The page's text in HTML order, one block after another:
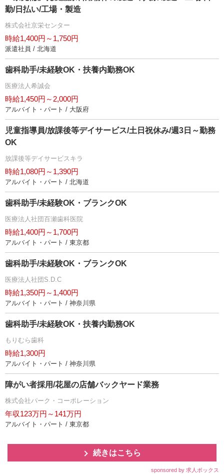
勤/日払い/工場・製造
株式会社京栄センター
時給1,400円～1,750円
派遣社員 / 北海道
歯科助手/未経験OK・扶養内勤務OK
医療法人希誠会
時給1,450円～2,000円
アルバイト・パート / 大阪府
児童指導員/放課後等デイサービス/土日祝休み/週3日～勤務
OK
放課後等デイサービスキラ
時給1,080円～1,390円
アルバイト・パート / 北海道
歯科助手/未経験OK・ブランクOK
医療法人社団百瀬歯科医院
時給1,400円～1,700円
アルバイト・パート / 東京都
歯科助手/未経験OK・ブランクOK
医療法人社団S.D.C
時給1,350円～1,400円
アルバイト・パート / 神奈川県
歯科助手/未経験OK・扶養内勤務OK
もりむら歯科
時給1,300円
アルバイト・パート / 神奈川県
障がい者採用/花屋の店舗バックヤード業務
株式会社パーク・コーポレーション
年収123万円～141万円
アルバイト・パート / 東京都
続きはこちら
sponsored by 求人ボックス